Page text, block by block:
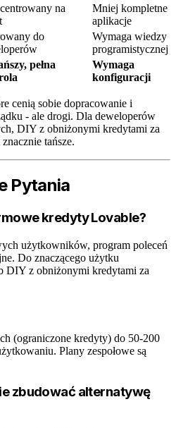
na
Mniej kompletne
aplikacje
do
Wymaga wiedzy
programistycznej
pełna
Wymaga
konfiguracji
cenią sobie dopracowanie i
- ale drogi. Dla deweloperów
DIY z obniżonymi kredytami za
znacznie tańsze.
Pytania
kredyty Lovable?
użytkowników, program poleceń
Do znaczącego użytku
DIY z obniżonymi kredytami za
(ograniczone kredyty) do 50-200
Plany zespołowe są
zbudować alternatywę